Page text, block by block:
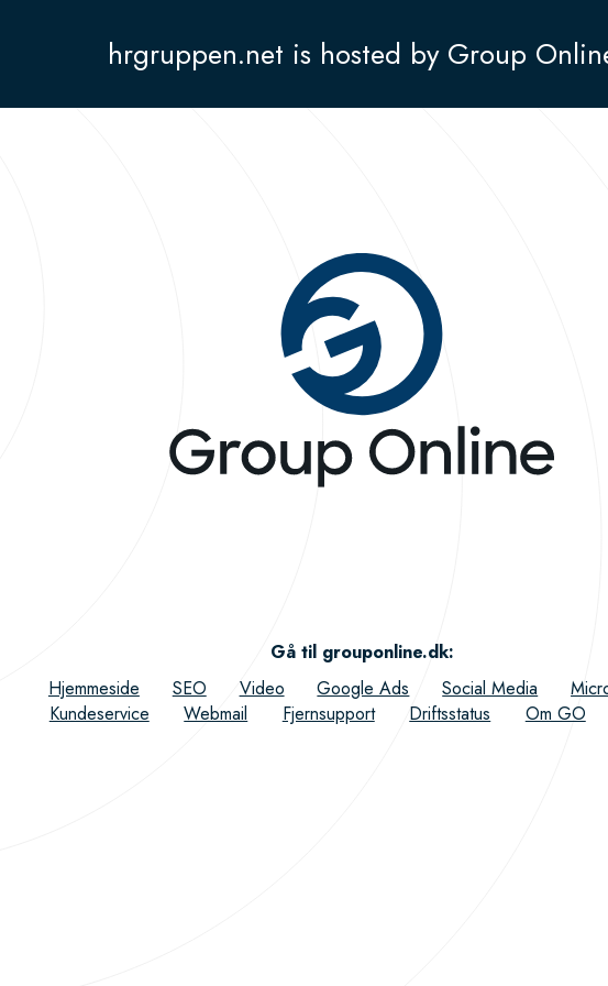
hrgruppen.net is hosted by Group
Gå til grouponline.dk:
Hjemmeside
SEO Video Google Ads Social Media
Kundeservice
Webmail Fjernsupport Driftsstatus Om GO